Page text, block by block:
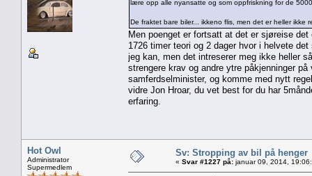
lære opp alle nyansatte og som oppfriskning for de
De fraktet bare biler... ikkeno flis, men det er heller ikke
Men poenget er fortsatt at det er sjøreise
1726 timer teori og 2 dager hvor i helvete
jeg kan, men det intreserer meg ikke heller
strengere krav og andre ytre påkjenninger
samferdselminister, og komme med nytt
vidre Jon Hroar, du vet best for du har
erfaring.
Hot Owl
Administrator
Supermedlem
Sv: Stropping av bil på henger
« Svar #1227 på: januar 09, 2014,